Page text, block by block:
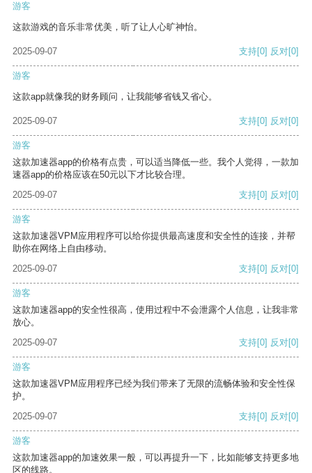
游客
这款游戏的音乐非常优美，听了让人心旷神怡。
2025-09-07 支持[0] 反对[0]
游客
这款app就像我的财务顾问，让我能够省钱又省心。
2025-09-07 支持[0] 反对[0]
游客
这款加速器app的价格有点贵，可以适当降低一些。我个人觉得，一款加
速器app的价格应该在50元以下才比较合理。
2025-09-07
支持[0] 反对[0]
游客
这款加速器VPM应用程序可以给你提供最高速度和安全性的连接，并帮
助你在网络上自由移动。
2025-09-07
支持[0] 反对[0]
游客
这款加速器app的安全性很高，使用过程中不会泄露个人信息，让我非常
放心。
2025-09-07
支持[0] 反对[0]
游客
这款加速器VPM应用程序已经为我们带来了无限的流畅体验和安全性保
护。
2025-09-07
支持[0] 反对[0]
游客
这款加速器app的加速效果一般，可以再提升一下，比如能够支持更多地
区的线路。